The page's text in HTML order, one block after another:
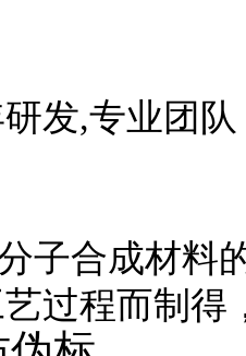
发,专业团
子合成材料
过程而制得